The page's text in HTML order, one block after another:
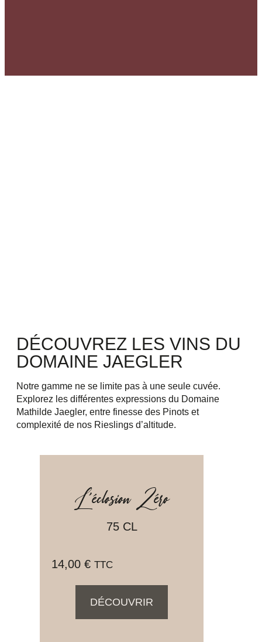
DÉCOUVREZ LES VINS DU
DOMAINE JAEGLER
Notre gamme ne se limite pas à une seule cuvée.
Explorez les différentes expressions du Domaine
Mathilde Jaegler, entre finesse des Pinots et
complexité de nos Rieslings d’altitude.
L’éclosion Zéro
75 CL
14,00 € TTC
DÉCOUVRIR